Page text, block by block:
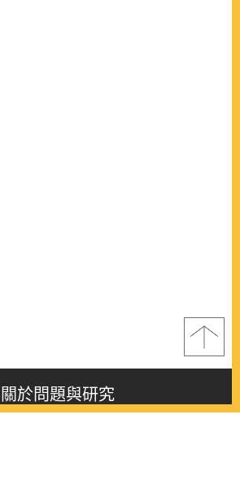
關於問題與研究
About this journal